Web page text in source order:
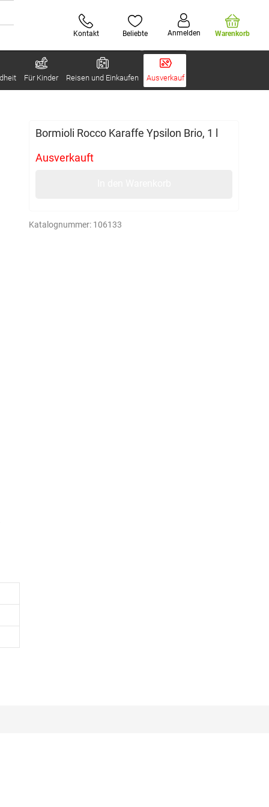
Kontakt Beliebte Anmelden Warenkorb
Für Kinder Reisen und Einkaufen Ausverkauf
Bormioli Rocco Karaffe Ypsilon Brio, 1 l
Ausverkauft
Katalognummer: 106133